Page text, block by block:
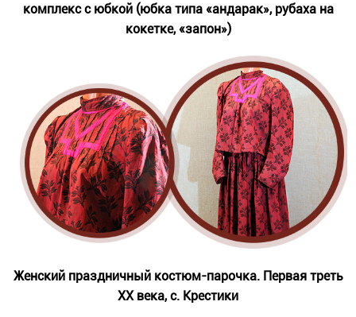
комплекс с юбкой (юбка типа «андарак», рубаха на
кокетке, «запон»)
Женский праздничный костюм-парочка. Первая треть
ХХ века, с. Крестики